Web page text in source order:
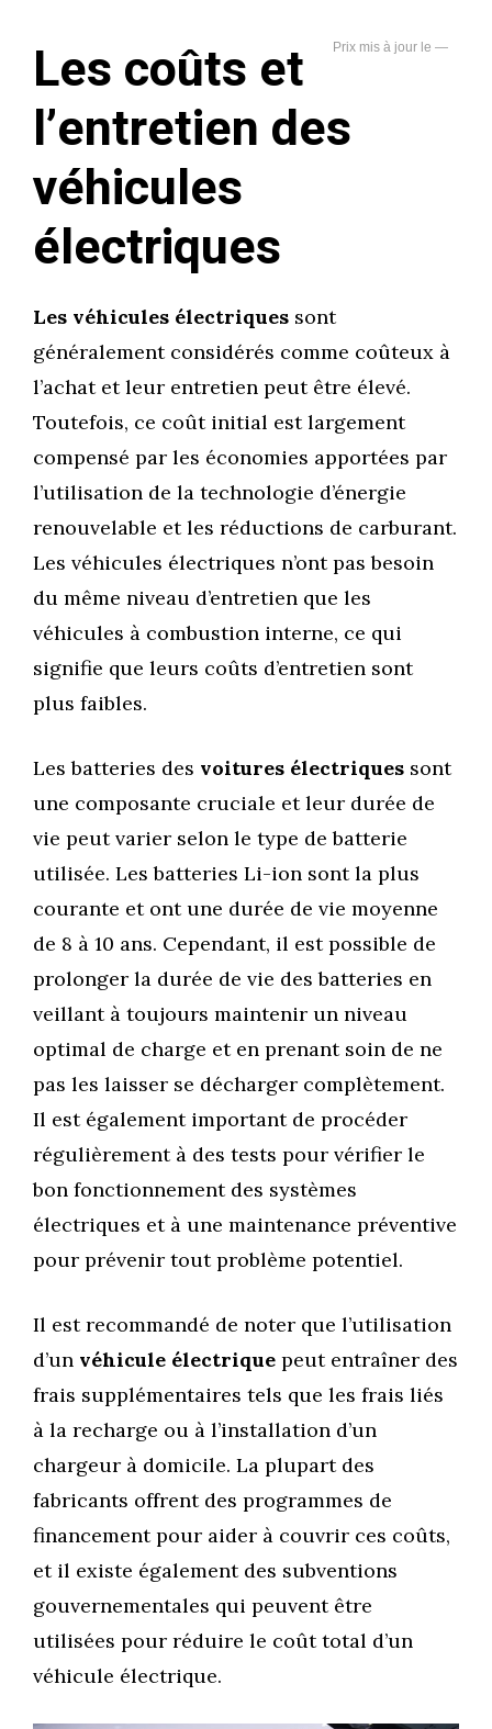
—
Les coûts et
l’entretien des
véhicules
électriques
Les véhicules électriques sont
généralement considérés comme coûteux à
l’achat et leur entretien peut être élevé.
Toutefois, ce coût initial est largement
compensé par les économies apportées par
l’utilisation de la technologie d’énergie
renouvelable et les réductions de carburant.
Les véhicules électriques n’ont pas besoin
du même niveau d’entretien que les
véhicules à combustion interne, ce qui
signifie que leurs coûts d’entretien sont
plus faibles.
Les batteries des voitures électriques sont
une composante cruciale et leur durée de
vie peut varier selon le type de batterie
utilisée. Les batteries Li-ion sont la plus
courante et ont une durée de vie moyenne
de 8 à 10 ans. Cependant, il est possible de
prolonger la durée de vie des batteries en
veillant à toujours maintenir un niveau
optimal de charge et en prenant soin de ne
pas les laisser se décharger complètement.
Il est également important de procéder
régulièrement à des tests pour vérifier le
bon fonctionnement des systèmes
électriques et à une maintenance préventive
pour prévenir tout problème potentiel.
Il est recommandé de noter que l’utilisation
d’un véhicule électrique peut entraîner des
frais supplémentaires tels que les frais liés
à la recharge ou à l’installation d’un
chargeur à domicile. La plupart des
fabricants offrent des programmes de
financement pour aider à couvrir ces coûts,
et il existe également des subventions
gouvernementales qui peuvent être
utilisées pour réduire le coût total d’un
véhicule électrique.